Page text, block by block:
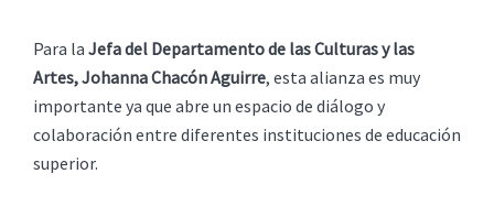
Para la Jefa del Departamento de las Culturas y las
Artes, Johanna Chacón Aguirre, esta alianza es muy
importante ya que abre un espacio de diálogo y
colaboración entre diferentes instituciones de educación
superior.